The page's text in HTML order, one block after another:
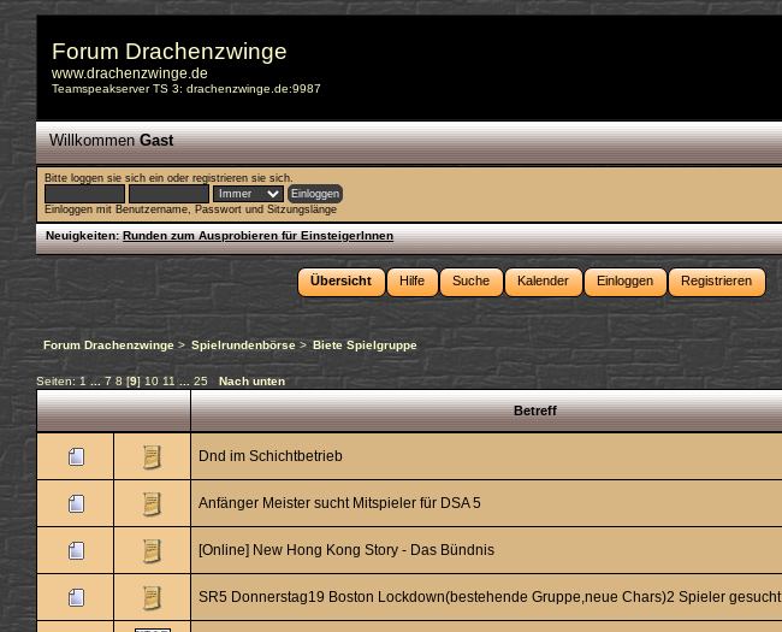
Forum Drachenzwinge
www.drachenzwinge.de
Teamspeakserver TS 3: drachenzwinge.de:9987
WillkommenGast
Bitte loggen sie sich ein oderregistrieren sie sich.
Einloggen mit Benutzername, Passwort und Sitzungslänge
Neuigkeiten: Runden zum Ausprobieren für EinsteigerInnen
Übersicht Hilfe Suche Kalender Einloggen Registrieren
Forum Drachenzwinge > Spielrundenbörse> Biete Spielgruppe
Seiten:1 7 8 [9] 10 11 25 Nach unten
Betreff
Dnd im Schichtbetrieb
Anfänger Meister sucht Mitspieler für DSA 5
[Online] New Hong Kong Story - Das Bündnis
SR5 Donnerstag19 Boston Lockdown(bestehende Gruppe,neue Chars)2 Spieler gesucht